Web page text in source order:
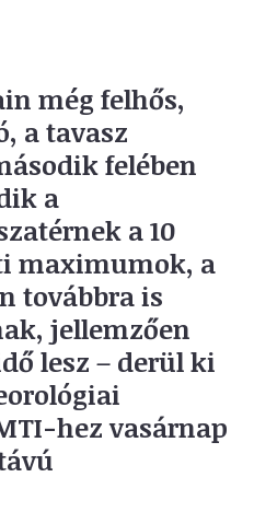
még felhős,
a tavasz
felében
a
a 10
maximumok, a
továbbra is
jellemzően
lesz – derül ki
hez vasárnap